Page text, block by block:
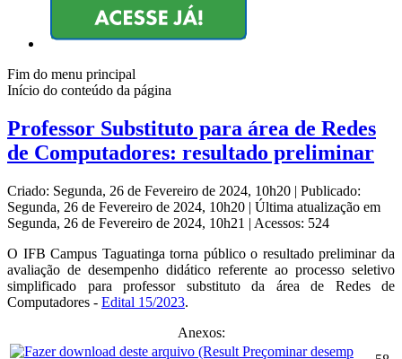
Fim do menu principal
Início do conteúdo da página
Professor Substituto para área de Redes
de Computadores: resultado preliminar
Criado: Segunda, 26 de Fevereiro de 2024, 10h20 | Publicado:
Segunda, 26 de Fevereiro de 2024, 10h20 | Última atualização em
Segunda, 26 de Fevereiro de 2024, 10h21 | Acessos: 524
O IFB Campus Taguatinga torna público o resultado preliminar da
avaliação de desempenho didático referente ao processo seletivo
simplificado para professor substituto da área de Redes de
Computadores - Edital 15/2023.
Anexos: